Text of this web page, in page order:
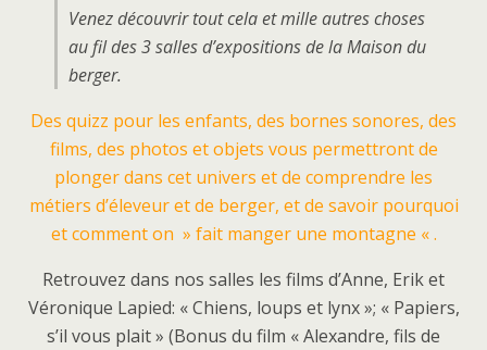
Venez découvrir tout cela et mille autres choses
au fil des 3 salles d’expositions de la Maison du
berger.
Des quizz pour les enfants, des bornes sonores, des
films, des photos et objets vous permettront de
plonger dans cet univers et de comprendre les
métiers d’éleveur et de berger, et de savoir pourquoi
et comment on » fait manger une montagne « .
Retrouvez dans nos salles les films d’Anne, Erik et
Véronique Lapied: « Chiens, loups et lynx »; « Papiers,
s’il vous plait » (Bonus du film « Alexandre, fils de